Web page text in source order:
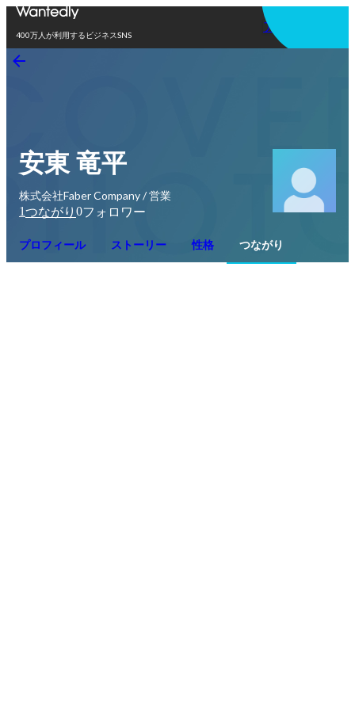
400万人が利用するビジネスSNS
アプリを使う
安東 竜平
株式会社Faber Company / 営業
1つながり 0フォロワー
プロフィール ストーリー 性格 つながり